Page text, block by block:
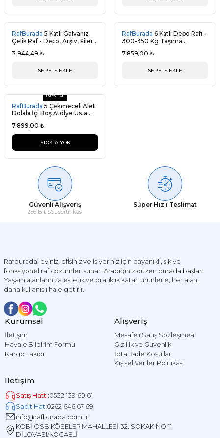
RafBurada
Çelik Raf - Depo, Arşiv, Kiler,
3.944,49 ₺
SEPETE EKLE
RafBurada
300-350 Kg Taşıma
7.859,00 ₺
SEPETE EKLE
Tükendi
RafBurada
Dolabı İçi Boş Atölye Usta
7.899,00 ₺
STOKTA YOK
Güvenli Alışveriş
256 Bit SSL sertifikası
Süper Hızlı Teslimat
Rafburada; eviniz, ofisiniz ve iş yeriniz için dayanıklı, şık ve
fonksiyonel raf çözümleri sunar. Aradığınız düzen burada başlar.
Yaşam alanlarınıza estetik ve pratiklik katan ürünlerle, her alanı
daha kullanışlı hale getirir.
Kurumsal
İletişim
Havale Bildirim Formu
Kargo Takibi
Alışveriş
Mesafeli Satış Sözleşmesi
Gizlilik ve Güvenlik
İptal İade Koşullari
Kişisel Veriler Politikası
İletişim
Satış Hattı:0532 139 60 61
Sabit Hat:0262 646 67 69
info@rafburada.com.tr
KOBİ OSB KÖSELER MAHALLESİ 32. SOKAK NO 11
DİLOVASI/KOCAELİ